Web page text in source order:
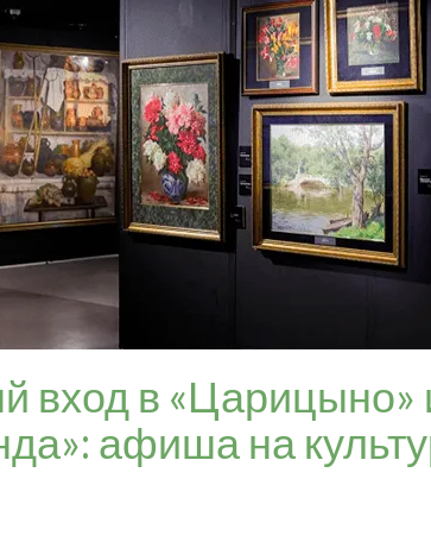
вход в «Царицыно»
афиша на